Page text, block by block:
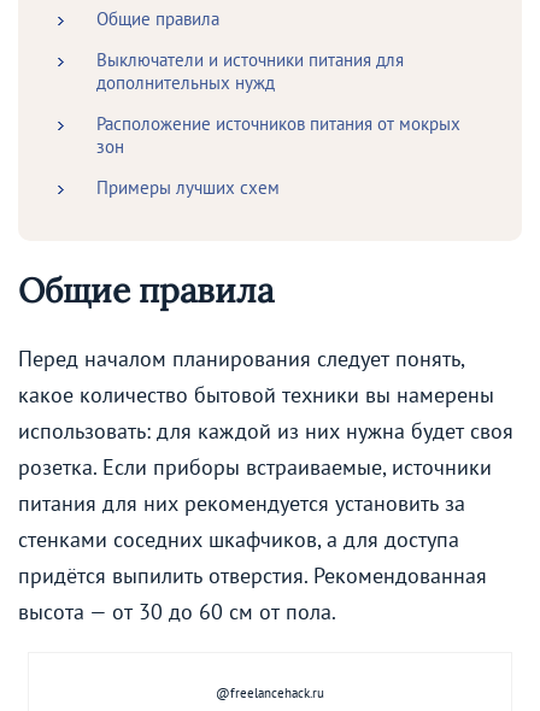
Общие правила
Выключатели и источники питания для
дополнительных нужд
Расположение источников питания от мокрых
зон
Примеры лучших схем
Общие правила
Перед началом планирования следует понять,
какое количество бытовой техники вы намерены
использовать: для каждой из них нужна будет своя
розетка. Если приборы встраиваемые, источники
питания для них рекомендуется установить за
стенками соседних шкафчиков, а для доступа
придётся выпилить отверстия. Рекомендованная
высота — от 30 до 60 см от пола.
@freelancehack.ru